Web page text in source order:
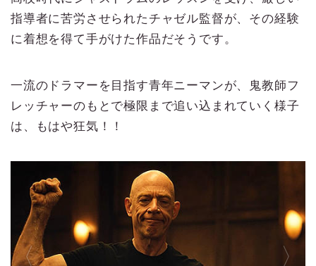
指導者に苦労させられたチャゼル監督が、その経験
に着想を得て手がけた作品だそうです。
一流のドラマーを目指す青年ニーマンが、鬼教師フ
レッチャーのもとで極限まで追い込まれていく様子
は、もはや狂気！！